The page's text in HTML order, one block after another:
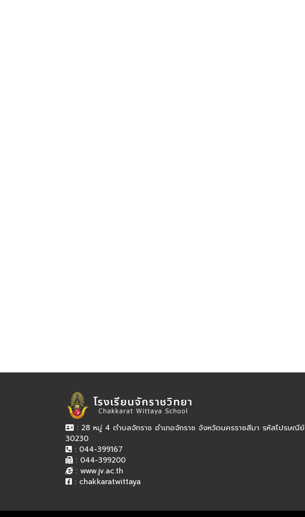
: 28 หมู่ 4 ตำบลจักราช อำเภอจักราช จังหวัดนครราชสีมา รหัสไปรษณีย์
30230
: 044-399167
: 044-399200
: www.jv.ac.th
: chakkaratwittaya